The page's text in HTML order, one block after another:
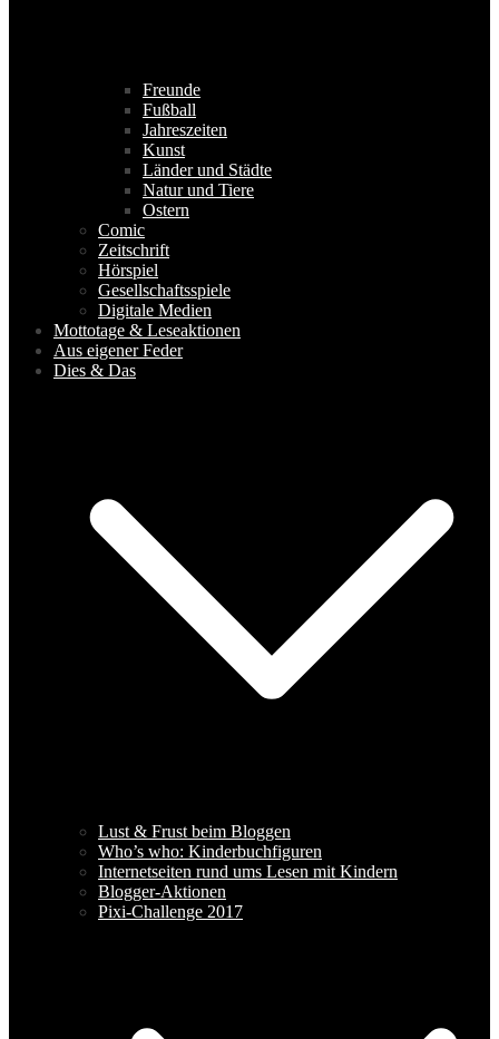
Freunde
Fußball
Jahreszeiten
Kunst
Länder und Städte
Natur und Tiere
Ostern
Comic
Zeitschrift
Hörspiel
Gesellschaftsspiele
Digitale Medien
Mottotage & Leseaktionen
Aus eigener Feder
Dies & Das
Lust & Frust beim Bloggen
Who’s who: Kinderbuchfiguren
Internetseiten rund ums Lesen mit Kindern
Blogger-Aktionen
Pixi-Challenge 2017